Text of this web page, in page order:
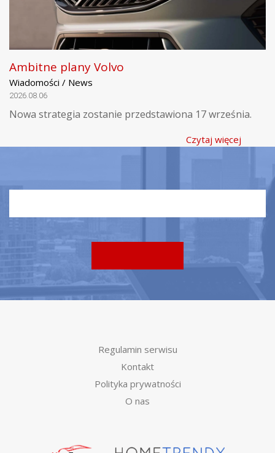
Ambitne plany Volvo
Wiadomości / News
2026.08.06
Nowa strategia zostanie przedstawiona 17 września.
Czytaj więcej
Regulamin serwisu
Kontakt
Polityka prywatności
O nas